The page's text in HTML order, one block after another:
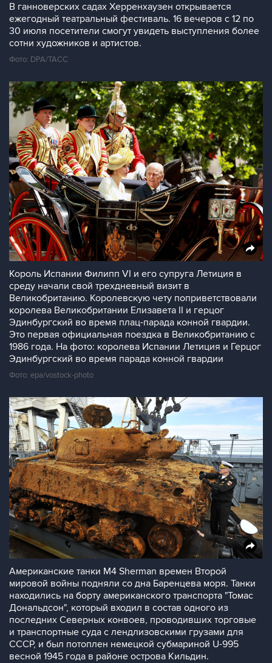
В ганноверских садах Херренхаузен открывается
ежегодный театральный фестиваль. 16 вечеров с 12 по
30 июля посетители смогут увидеть выступления более
сотни художников и артистов.
Фото: DPA/ТАСС
Король Испании Филипп VI и его супруга Летиция в
среду начали свой трехдневный визит в
Великобританию. Королевскую чету поприветствовали
королева Великобритании Елизавета II и герцог
Эдинбургский во время плац-парада конной гвардии.
Это первая официальная поездка в Великобританию с
1986 года. На фото: королева Испании Летиция и Герцог
Эдинбургский во время парада конной гвардии
Фото: epa/vostock-photo
Американские танки М4 Sherman времен Второй
мировой войны подняли со дна Баренцева моря. Танки
находились на борту американского транспорта "Томас
Дональдсон", который входил в состав одного из
последних Северных конвоев, проводивших торговые
и транспортные суда с лендлизовскими грузами для
СССР, и был потоплен немецкой субмариной U-995
весной 1945 года в районе острова Кильдин.